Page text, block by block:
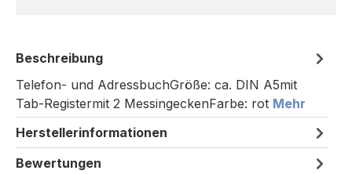
Beschreibung
Telefon- und AdressbuchGröße: ca. DIN A5mit
Tab-Registermit 2 MessingeckenFarbe: rot Mehr
Herstellerinformationen
Bewertungen